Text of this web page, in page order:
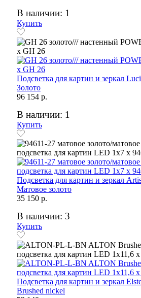
В наличии: 1
Купить
Подсветка для картин и зеркал
Золото
96 154 р.
В наличии: 1
Купить
Подсветка для картин и зеркал
Матовое золото
35 150 р.
В наличии: 3
Купить
Подсветка для картин и зеркал
Brushed nickel